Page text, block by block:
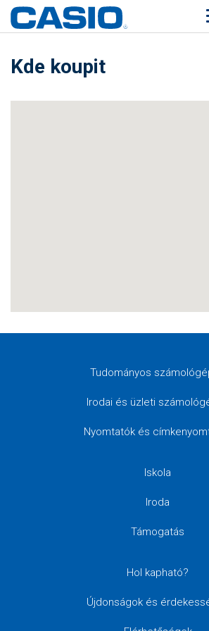
Kde koupit
Tudományos
Irodai és üzleti
Nyomtatók és
Iskola
Iroda
Támogatás
Hol kapható?
Újdonságok és